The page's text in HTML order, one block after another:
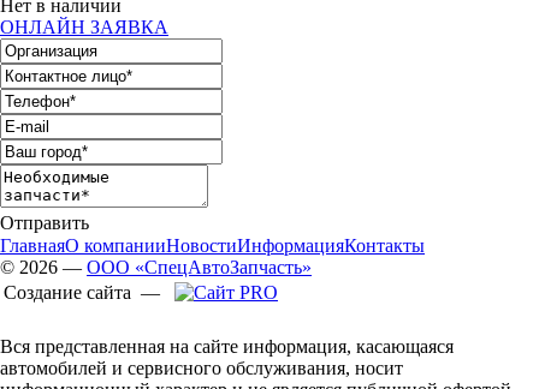
Нет в наличии
ОНЛАЙН ЗАЯВКА
Отправить
ГлавнаяО компанииНовостиИнформацияКонтакты
© 2026 — ООО «СпецАвтоЗапчасть»
Создание сайта —
Вся представленная на сайте информация, касающаяся
автомобилей и сервисного обслуживания, носит